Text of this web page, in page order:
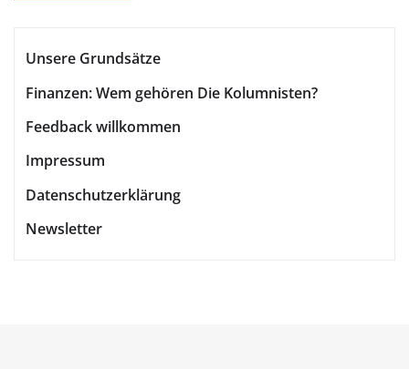
Unsere Grundsätze
Finanzen: Wem gehören Die Kolumnisten?
Feedback willkommen
Impressum
Datenschutzerklärung
Newsletter